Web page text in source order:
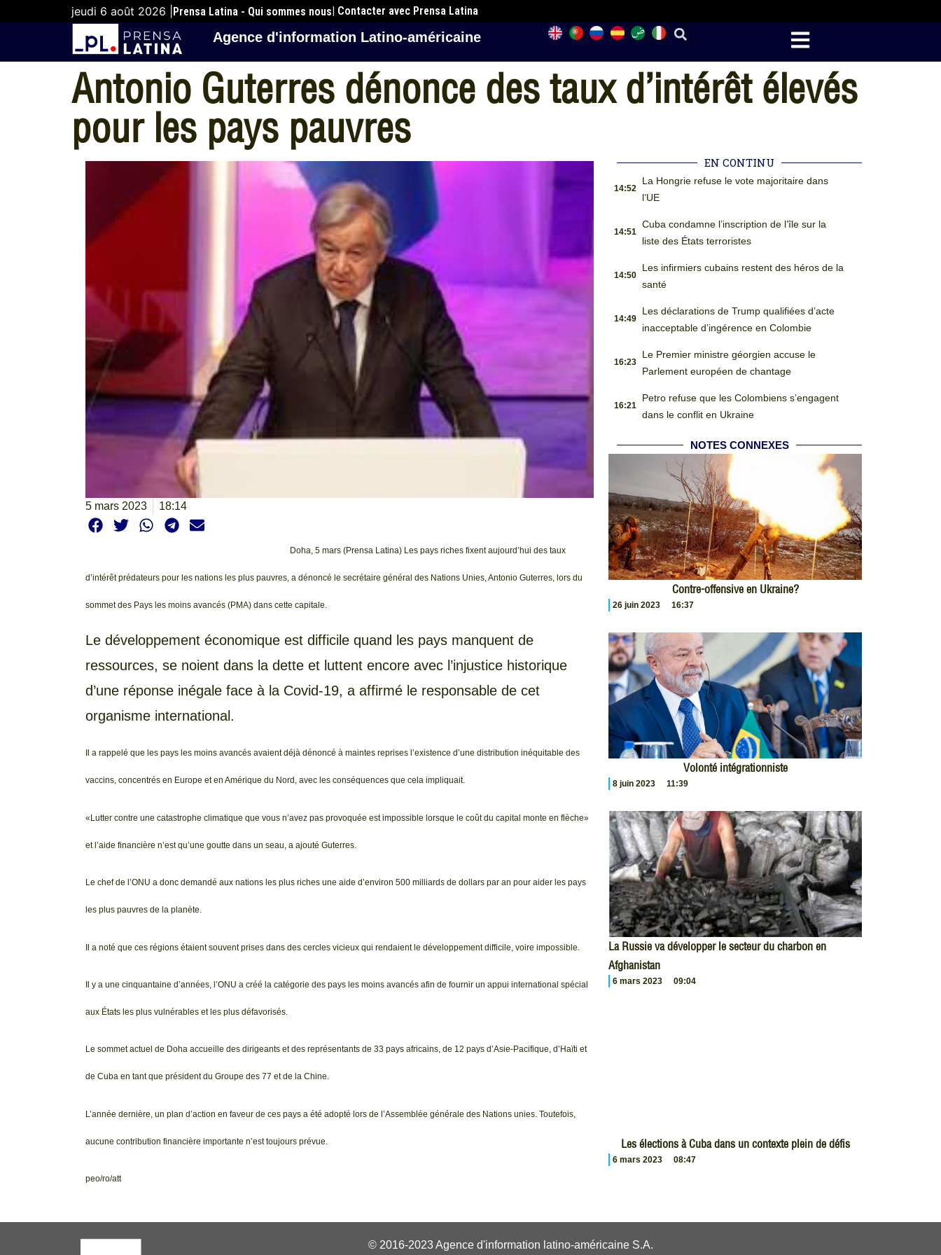
jeudi 6 août 2026 | Prensa Latina - Qui sommes nous| Contacter avec Prensa Latina
Agence d'information Latino-américaine
Antonio Guterres dénonce des taux d’intérêt élevés
pour les pays pauvres
5 mars 2023 18:14
Doha, 5 mars (Prensa Latina) Les pays riches fixent aujourd’hui des taux
d’intérêt prédateurs pour les nations les plus pauvres, a dénoncé le secrétaire général des Nations Unies, Antonio Guterres, lors du
sommet des Pays les moins avancés (PMA) dans cette capitale.
Le développement économique est difficile quand les pays manquent de
ressources, se noient dans la dette et luttent encore avec l’injustice historique
d’une réponse inégale face à la Covid-19, a affirmé le responsable de cet
organisme international.
Il a rappelé que les pays les moins avancés avaient déjà dénoncé à maintes reprises l’existence d’une distribution inéquitable des
vaccins, concentrés en Europe et en Amérique du Nord, avec les conséquences que cela impliquait.
«Lutter contre une catastrophe climatique que vous n’avez pas provoquée est impossible lorsque le coût du capital monte en flèche»
et l’aide financière n’est qu’une goutte dans un seau, a ajouté Guterres.
Le chef de l’ONU a donc demandé aux nations les plus riches une aide d’environ 500 milliards de dollars par an pour aider les pays
les plus pauvres de la planète.
Il a noté que ces régions étaient souvent prises dans des cercles vicieux qui rendaient le développement difficile, voire impossible.
Il y a une cinquantaine d’années, l’ONU a créé la catégorie des pays les moins avancés afin de fournir un appui international spécial
aux États les plus vulnérables et les plus défavorisés.
Le sommet actuel de Doha accueille des dirigeants et des représentants de 33 pays africains, de 12 pays d’Asie-Pacifique, d’Haïti et
de Cuba en tant que président du Groupe des 77 et de la Chine.
L’année dernière, un plan d’action en faveur de ces pays a été adopté lors de l’Assemblée générale des Nations unies. Toutefois,
aucune contribution financière importante n’est toujours prévue.
peo/ro/att
EN CONTINU
14:52
La Hongrie refuse le vote majoritaire dans
l’UE
14:51
Cuba condamne l’inscription de l’île sur la
liste des États terroristes
14:50
Les infirmiers cubains restent des héros de la
santé
14:49
Les déclarations de Trump qualifiées d’acte
inacceptable d’ingérence en Colombie
16:23
Le Premier ministre géorgien accuse le
Parlement européen de chantage
16:21
Petro refuse que les Colombiens s’engagent
dans le conflit en Ukraine
NOTES CONNEXES
Contre-offensive en Ukraine?
26 juin 2023 16:37
Volonté intégrationniste
8 juin 2023 11:39
La Russie va développer le secteur du charbon en
Afghanistan
6 mars 2023 09:04
Les élections à Cuba dans un contexte plein de défis
6 mars 2023 08:47
© 2016-2023 Agence d'information latino-américaine S.A.